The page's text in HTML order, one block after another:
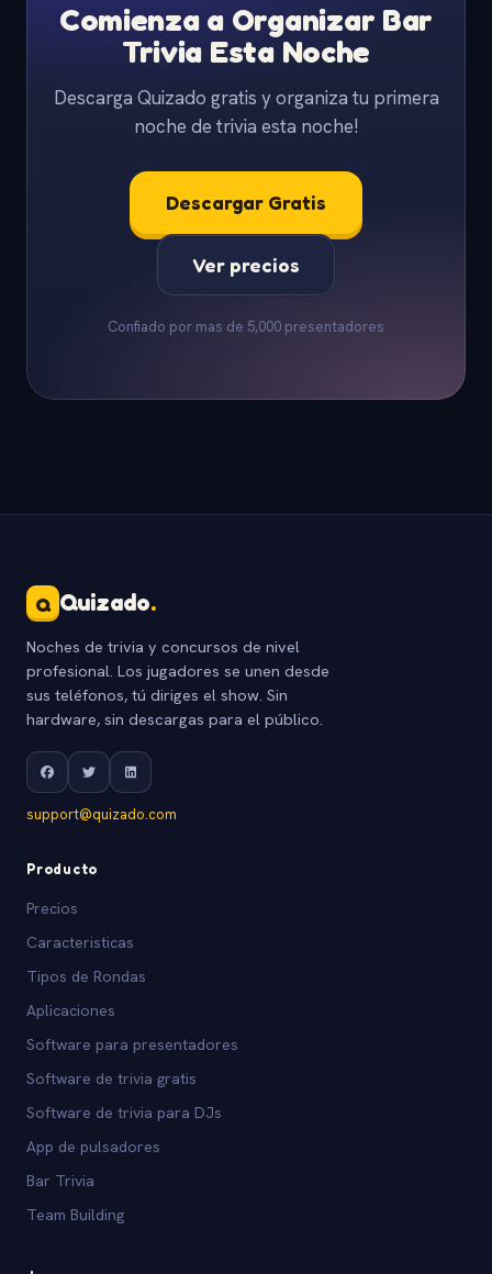
Comienza a Organizar Bar
Trivia Esta Noche
Descarga Quizado gratis y organiza tu primera
noche de trivia esta noche!
Descargar Gratis
Ver precios
Confiado por mas de 5,000 presentadores
Q Quizado.
Noches de trivia y concursos de nivel
profesional. Los jugadores se unen desde
sus teléfonos, tú diriges el show. Sin
hardware, sin descargas para el público.
support@quizado.com
Producto
Precios
Caracteristicas
Tipos de Rondas
Aplicaciones
Software para presentadores
Software de trivia gratis
Software de trivia para DJs
App de pulsadores
Bar Trivia
Team Building